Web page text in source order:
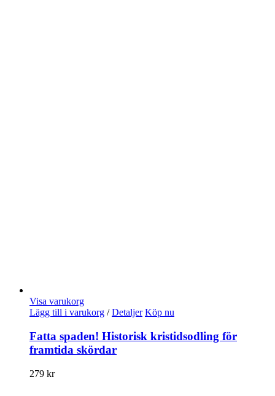
Visa varukorg
Lägg till i varukorg / Detaljer Köp nu
Fatta spaden! Historisk kristidsodling för
framtida skördar
279 kr